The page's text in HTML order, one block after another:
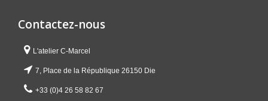
Contactez-nous
L'atelier C-Marcel
7, Place de la République 26150 Die
+33 (0)4 26 58 82 67